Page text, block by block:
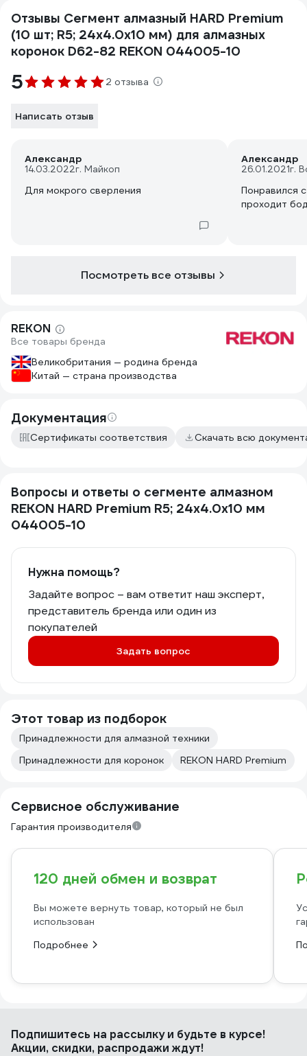
Отзывы Сегмент алмазный HARD Premium
(10 шт; R5; 24x4.0x10 мм) для алмазных
коронок D62-82 REKON 044005-10
5 2 отзыва
Написать отзыв
Александр
14.03.2022г. Майкоп
Для мокрого сверления
Александр
26.01.2021г.
Понравился
проходит
Посмотреть все отзывы
REKON
Все товары бренда
Великобритания — родина бренда
Китай — страна производства
Документация
Сертификаты соответствия Скачать всю
Вопросы и ответы о сегменте алмазном
REKON HARD Premium R5; 24x4.0x10 мм
044005-10
Нужна помощь?
Задайте вопрос – вам ответит наш эксперт,
представитель бренда или один из
покупателей
Задать вопрос
Этот товар из подборок
Принадлежности для алмазной техники
Принадлежности для коронок
REKON HARD Premium
Сервисное обслуживание
Гарантия производителя
120 дней обмен и возврат
Вы можете вернуть товар, который не был
использован
Подробнее
Подпишитесь на рассылкуи будьте в курсе!
Акции, скидки, распродажи ждут!